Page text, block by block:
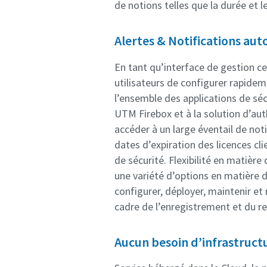
de notions telles que la durée et
Alertes & Notifications
En tant qu’interface de gestion
utilisateurs de configurer
l’ensemble des applications de
UTM Firebox et à la solution
accéder à un large éventail de
dates d’expiration des licences
de sécurité. Flexibilité en matière
une variété d’options en matière
configurer, déployer, maintenir
cadre de l’enregistrement et du
Aucun besoin